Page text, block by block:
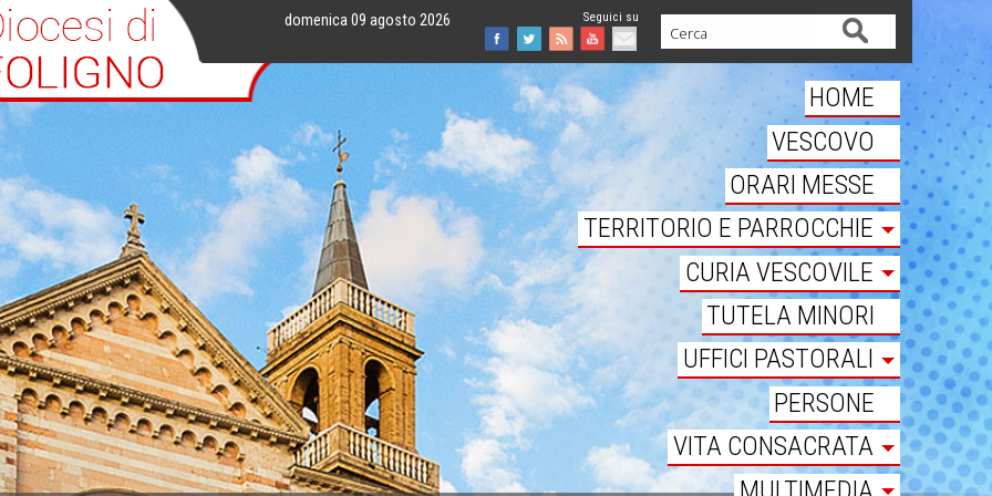
domenica 09 agosto 2026
Facebook
Twitter
FeedYoutube
Mail
Cerca
HOME
VESCOVO
ORARI MESSE
TERRITORIO E PARROCCHIE
CURIA VESCOVILE
TUTELA MINORI
UFFICI PASTORALI
PERSONE
VITA CONSACRATA